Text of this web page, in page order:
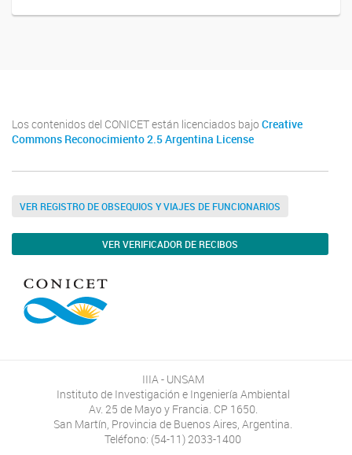
Los contenidos del CONICET están licenciados bajo Creative
Commons Reconocimiento 2.5 Argentina License
VER REGISTRO DE OBSEQUIOS Y VIAJES DE FUNCIONARIOS
VER VERIFICADOR DE RECIBOS
IIIA - UNSAM
Instituto de Investigación e Ingeniería Ambiental
Av. 25 de Mayo y Francia. CP 1650.
San Martín, Provincia de Buenos Aires, Argentina.
Teléfono: (54-11) 2033-1400